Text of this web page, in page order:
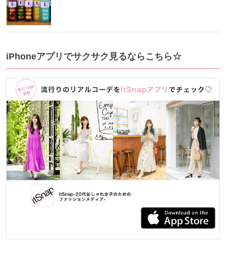
iPhoneアプリでサクサク見るならこちら☆